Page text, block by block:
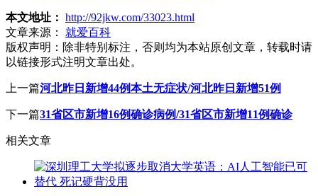
本文地址： http://92jkw.com/33023.html
文章来源：
就爱百科
版权声明： 除非特别标注，否则均为本站原创文章，转载时请
以链接形式注明文章出处。
上一篇河北昨日新增44例本土无症状/河北昨日新增51例
下一篇31省区市新增16例确诊病例/31省区市新增11例确诊
相关文章